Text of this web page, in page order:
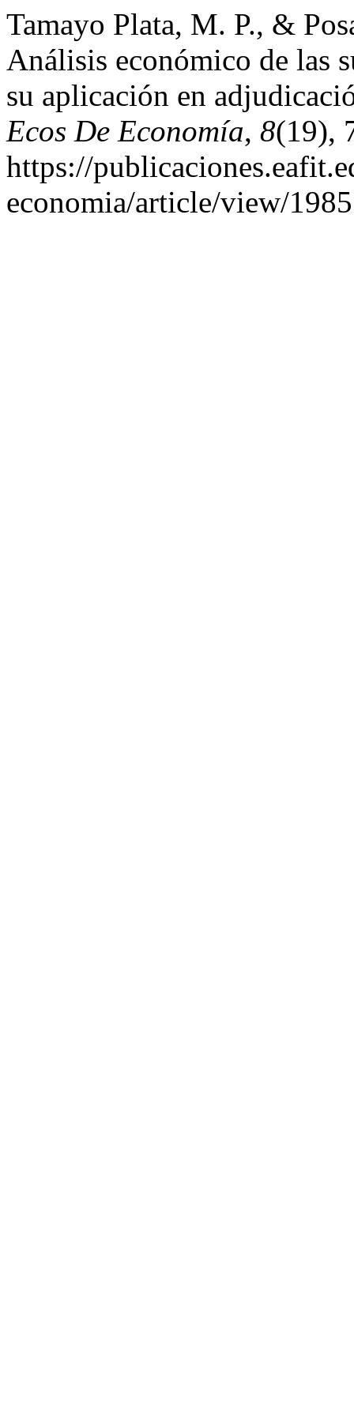
Tamayo Plata, M. P., &
Análisis económico de las
su aplicación en
Ecos De Economía, 8(19),
https://
economia/article/view/1985